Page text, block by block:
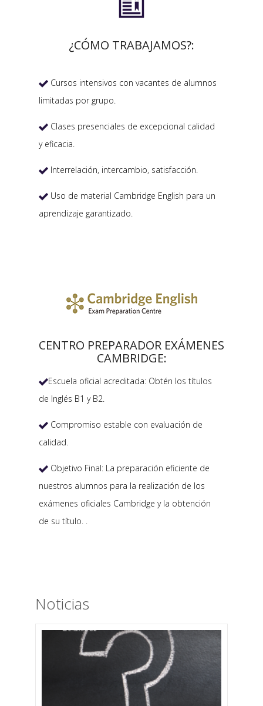
¿CÓMO TRABAJAMOS?:
 Cursos intensivos con vacantes de alumnos
limitadas por grupo.
 Clases presenciales de excepcional calidad
y eficacia.
 Interrelación, intercambio, satisfacción.
 Uso de material Cambridge English para un
aprendizaje garantizado.
CENTRO PREPARADOR EXÁMENES
CAMBRIDGE:
Escuela oficial acreditada: Obtén los títulos
de Inglés B1 y B2.
 Compromiso estable con evaluación de
calidad.
 Objetivo Final: La preparación eficiente de
nuestros alumnos para la realización de los
exámenes oficiales Cambridge y la obtención
de su título. .
Noticias